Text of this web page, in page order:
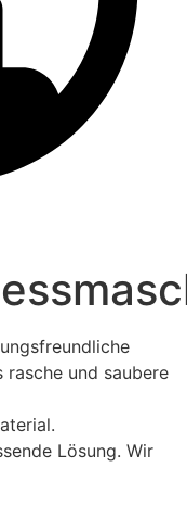
rasche und saubere
Lösung. Wir